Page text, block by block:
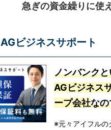
急ぎの資金繰りに使
AGビジネスサポート
ノンバンク
AGビジネス
ープ会社な
※元々アイフルの